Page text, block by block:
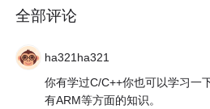
全部评论
ha321ha321
你有学过C/C++你也可以学习一
有ARM等方面的知识。